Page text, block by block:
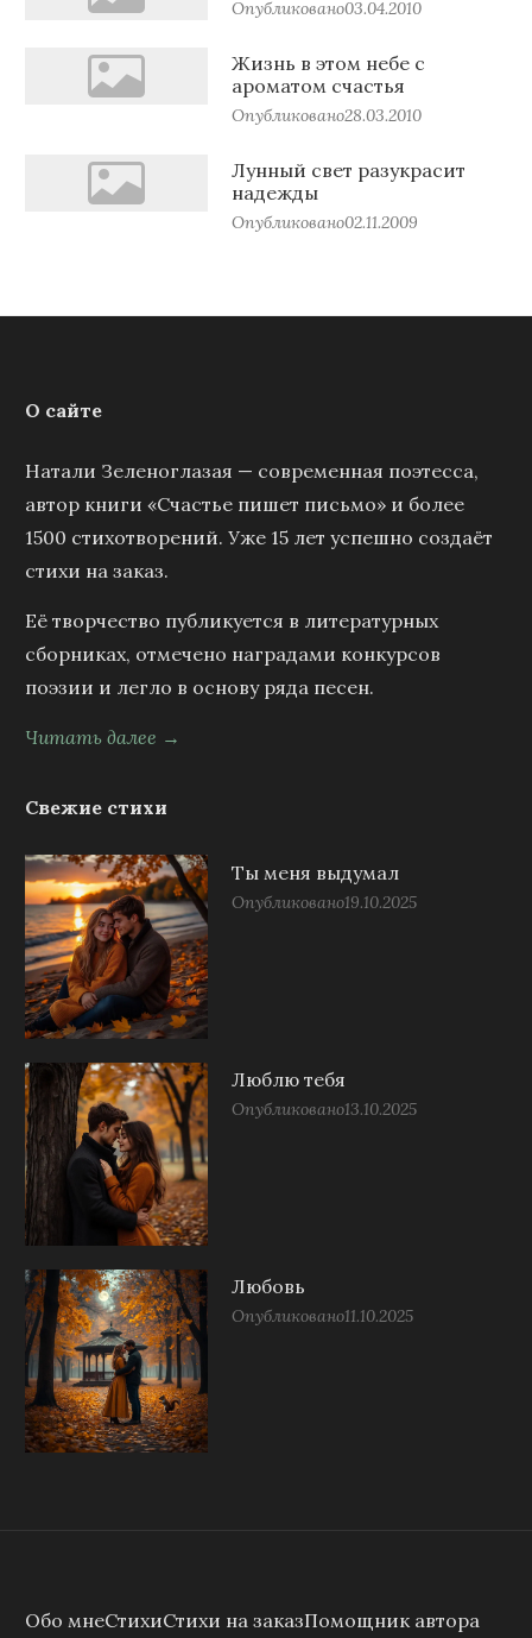
Опубликовано03.04.2010
Жизнь в этом небе с
ароматом счастья
Опубликовано28.03.2010
Лунный свет разукрасит
надежды
Опубликовано02.11.2009
О сайте
Натали Зеленоглазая — современная поэтесса,
автор книги «Счастье пишет письмо» и более
1500 стихотворений. Уже 15 лет успешно создаёт
стихи на заказ.
Её творчество публикуется в литературных
сборниках, отмечено наградами конкурсов
поэзии и легло в основу ряда песен.
Читать далее →
Свежие стихи
Ты меня выдумал
Опубликовано19.10.2025
Люблю тебя
Опубликовано13.10.2025
Любовь
Опубликовано11.10.2025
Обо мнеСтихиСтихи на заказПомощник автора